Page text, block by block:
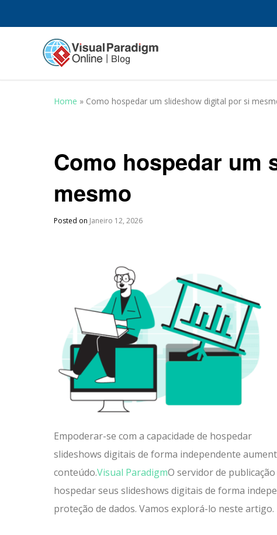
Home » Como hospedar um slideshow digital por si
Como hospedar
mesmo
Posted on Janeiro 12, 2026
Empoderar-se com a capacidade de hospedar
slideshows digitais de forma independente
conteúdo.Visual ParadigmO servidor de
hospedar seus slideshows digitais de forma
proteção de dados. Vamos explorá-lo neste artigo.